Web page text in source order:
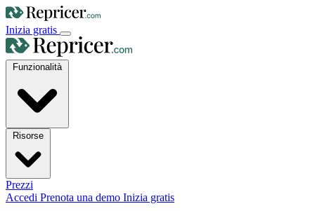
Inizia gratis
Funzionalità
Prezzi
Accedi Prenota una demo Inizia gratis